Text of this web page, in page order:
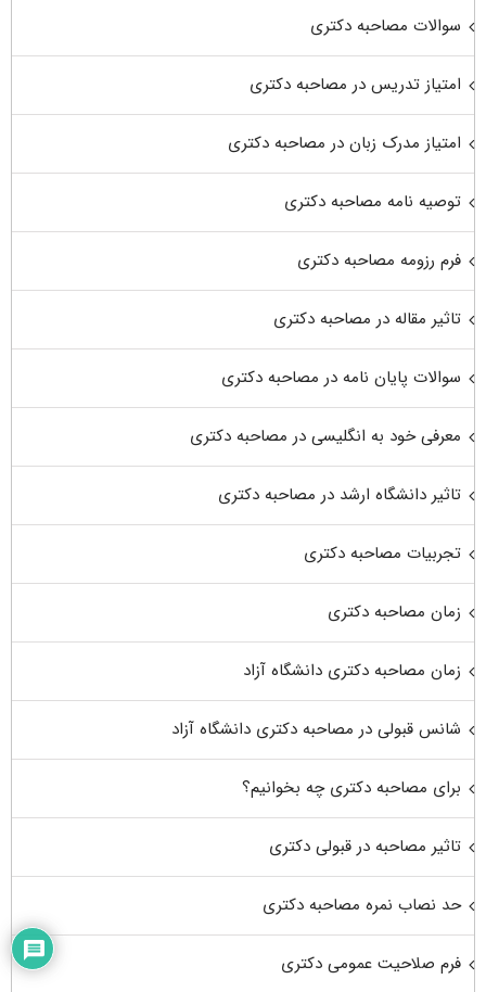
سوالات مصاحبه دکتری
امتیاز تدریس در مصاحبه دکتری
امتیاز مدرک زبان در مصاحبه دکتری
توصیه نامه مصاحبه دکتری
فرم رزومه مصاحبه دکتری
تاثیر مقاله در مصاحبه دکتری
سوالات پایان نامه در مصاحبه دکتری
معرفی خود به انگلیسی در مصاحبه دکتری
تاثیر دانشگاه ارشد در مصاحبه دکتری
تجربیات مصاحبه دکتری
زمان مصاحبه دکتری
زمان مصاحبه دکتری دانشگاه آزاد
شانس قبولی در مصاحبه دکتری دانشگاه آزاد
برای مصاحبه دکتری چه بخوانیم؟
تاثیر مصاحبه در قبولی دکتری
حد نصاب نمره مصاحبه دکتری
فرم صلاحیت عمومی دکتری